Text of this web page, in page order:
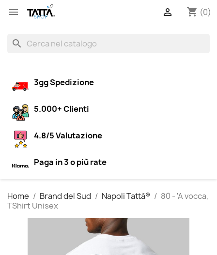
 shopping_cart (0)

search
3gg Spedizione
5.000+ Clienti
4.8/5 Valutazione
Paga in 3 o più rate
Home Brand del Sud Napoli Tattà®
80 - 'A vocca,
TShirt Unisex